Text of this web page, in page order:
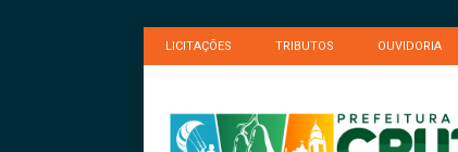
LICITAÇÕES TRIBUTOS OUVIDORIA